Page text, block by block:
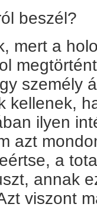
beszél?
mert a
személy
kellenek,
ilyen
azt
a
annak
viszont